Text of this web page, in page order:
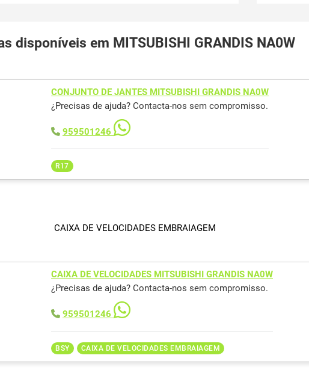
disponíveis em MITSUBISHI GRANDIS NA0W
CONJUNTO DE JANTES MITSUBISHI GRANDIS NA0W
¿Precisas de ajuda? Contacta-nos sem compromisso.
959501246
R17
CAIXA DE VELOCIDADES EMBRAIAGEM
CAIXA DE VELOCIDADES MITSUBISHI GRANDIS NA0W
¿Precisas de ajuda? Contacta-nos sem compromisso.
959501246
BSY CAIXA DE VELOCIDADES EMBRAIAGEM